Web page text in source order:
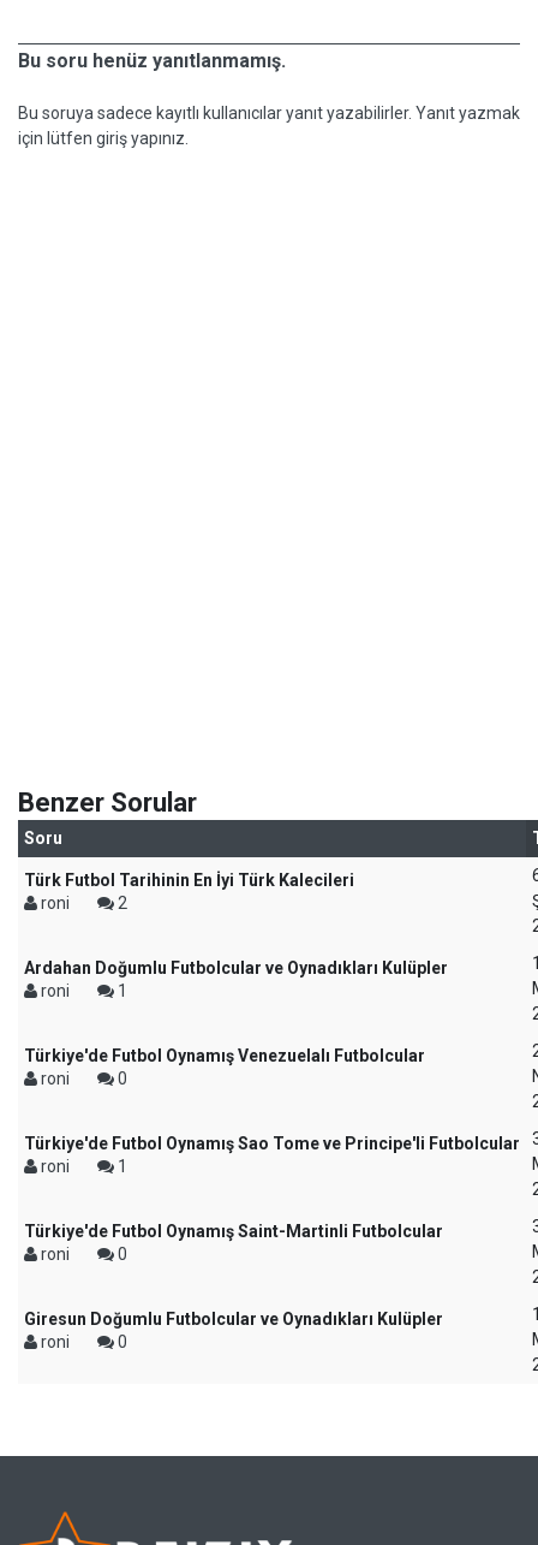
Bu soru henüz yanıtlanmamış.
Bu soruya sadece kayıtlı kullanıcılar yanıt yazabilirler. Yanıt yazmak
için lütfen giriş yapınız.
Benzer Sorular
Soru
Türk Futbol Tarihinin En İyi Türk Kalecileri
roni
2
Ardahan Doğumlu Futbolcular ve Oynadıkları Kulüpler
roni
1
Türkiye'de Futbol Oynamış Venezuelalı Futbolcular
roni
0
Türkiye'de Futbol Oynamış Sao Tome ve Principe'li Futbolcular
roni
1
Türkiye'de Futbol Oynamış Saint-Martinli Futbolcular
roni
0
Giresun Doğumlu Futbolcular ve Oynadıkları Kulüpler
roni
0